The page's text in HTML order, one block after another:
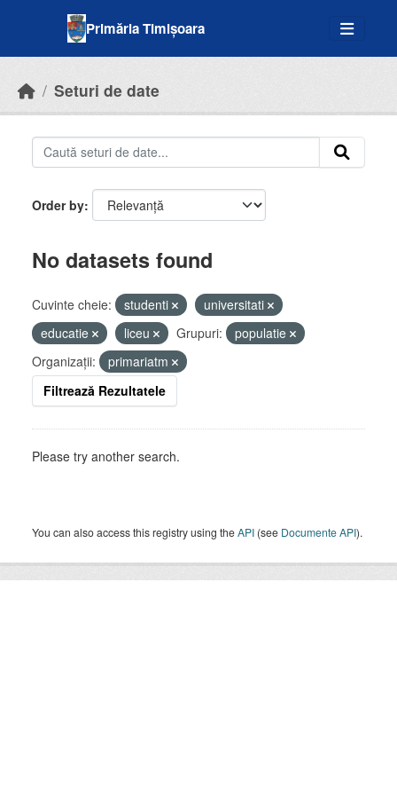
Primăria Timișoara
Seturi de date
Order by
No datasets found
Cuvinte cheie: studenti
universitati
educatie
liceu Grupuri:
populatie
Organizații:
primariatm
Filtrează Rezultatele
Please try another search.
You can also access this registry using theAPI (see Documente API).